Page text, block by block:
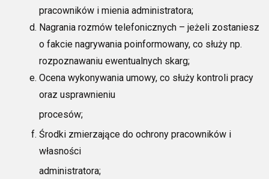
pracowników i mienia administratora;
Nagrania rozmów telefonicznych – jeżeli zostaniesz
o fakcie nagrywania poinformowany, co służy np.
rozpoznawaniu ewentualnych skarg;
Ocena wykonywania umowy, co służy kontroli pracy
oraz usprawnieniu
procesów;
Środki zmierzające do ochrony pracowników i
własności
administratora;